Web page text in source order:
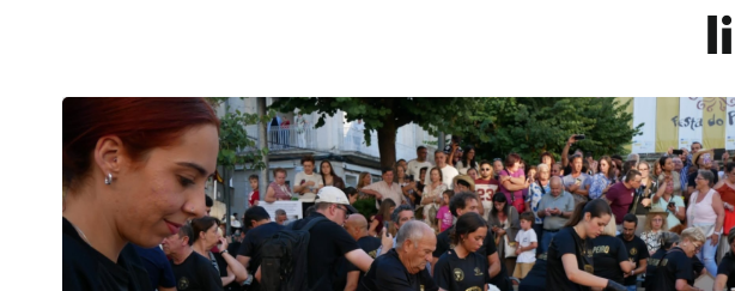
Histórica
Gastronomía
Escenarios